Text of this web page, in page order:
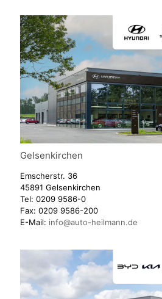
Gelsenkirchen
Emscherstr. 36
45891 Gelsenkirchen
Tel: 0209 9586-0
Fax: 0209 9586-200
E-Mail: info@auto-heilmann.de